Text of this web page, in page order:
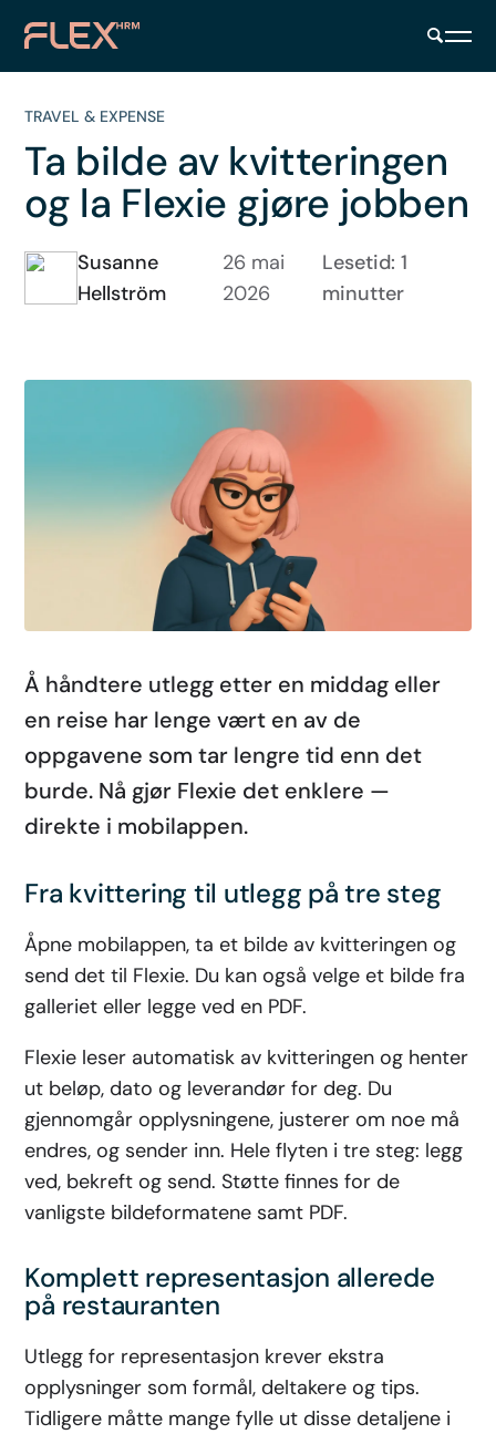
TRAVEL & EXPENSE
Ta bilde av kvitteringen
og la Flexie gjøre jobben
Susanne
Hellström
26 mai
2026
Lesetid: 1
minutter
Å håndtere utlegg etter en middag eller
en reise har lenge vært en av de
oppgavene som tar lengre tid enn det
burde. Nå gjør Flexie det enklere —
direkte i mobilappen.
Fra kvittering til utlegg på tre steg
Åpne mobilappen, ta et bilde av kvitteringen og
send det til Flexie. Du kan også velge et bilde fra
galleriet eller legge ved en PDF.
Flexie leser automatisk av kvitteringen og henter
ut beløp, dato og leverandør for deg. Du
gjennomgår opplysningene, justerer om noe må
endres, og sender inn. Hele flyten i tre steg: legg
ved, bekreft og send. Støtte finnes for de
vanligste bildeformatene samt PDF.
Komplett representasjon allerede
på restauranten
Utlegg for representasjon krever ekstra
opplysninger som formål, deltakere og tips.
Tidligere måtte mange fylle ut disse detaljene i